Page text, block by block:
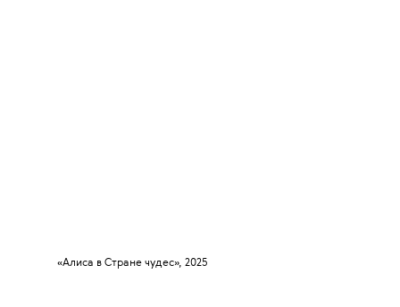
«Алиса в Стране чудес», 2025